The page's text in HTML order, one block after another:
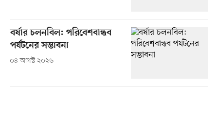
বর্ষার চলনবিল: পরিবেশবান্ধব
পর্যটনের সম্ভাবনা
০৪ আগস্ট ২০২৬